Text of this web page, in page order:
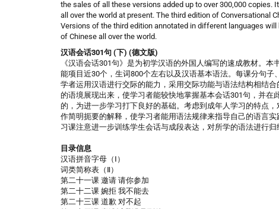
the sales of all these versions added up to over 300,000
all over the world at present. The third edition of Conversational
Versions of the third edition annotated in different languages
of Chinese all over the world.
汉语会话301句 (下) (德文版)
《汉语会话301句》是为初学汉语的外国人编写的速成教材。
能项目近30个，生词800个左右以及汉语基本语法。每课分句
学者运用汉语进行交际的能力，采用交际功能与语法结构相结
的语境展现出来，使学习者能较快地掌握基本会话301句，并
的，为进一步学习打下良好的基础。考虑到成年人学习的特点
作简明扼要的解释，使学习者能用语法规律来指导自己的语言
习课注意进一步训练学生会话与成段表达，对所学的语法进行
目录信息
汉语拼音字母（Ⅰ）
词类简称表（Ⅱ）
第二十一课 邀请 请你参加
第二十二课 婉拒 我不能去
第二十三课 道歉 对不起